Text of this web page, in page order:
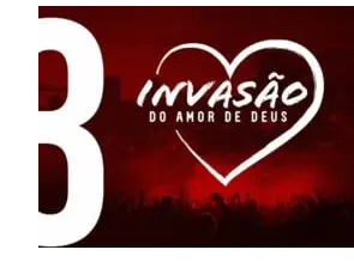
Invasão do Amor de Deus –
Trenamento 03